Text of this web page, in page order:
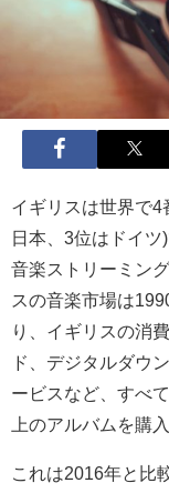
イギリスは世界で4
日本、3位はドイ
音楽ストリーミン
スの音楽市場は
り、イギリスの消
ド、デジタルダウ
ービスなど、すべ
上のアルバムを購
これは2016年と比